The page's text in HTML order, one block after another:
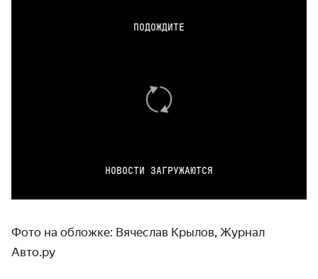
ПОДОЖДИТЕ
НОВОСТИ ЗАГРУЖАЮТСЯ
Фото на обложке: Вячеслав Крылов, Журнал
Авто.ру